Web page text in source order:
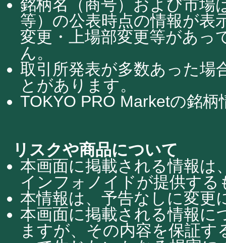
銘柄名（商号）および市場
等）の公表時点の情報が表
変更・上場部変更等があっ
ん。
取引所発表が多数あった場
とがあります。
TOKYO PRO Marketの銘
リスクや商品について
本画面に掲載される情報は
インフォノイドが提供する
本情報は、予告なしに変更
本画面に掲載される情報に
ますが、その内容を保証